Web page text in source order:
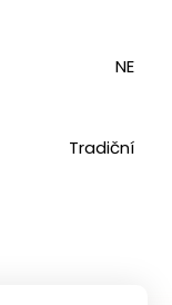
NE
Tradiční